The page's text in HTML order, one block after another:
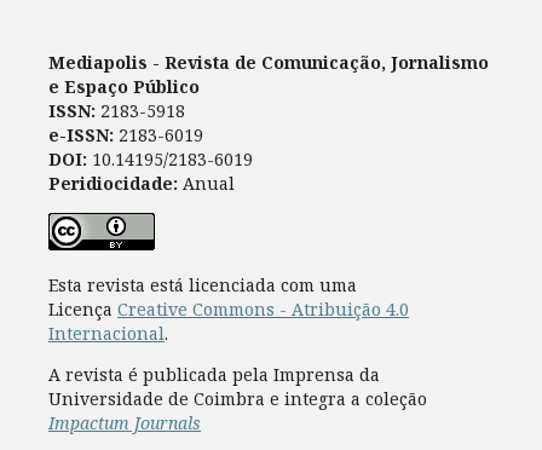
Mediapolis - Revista de Comunicação, Jornalismo
e Espaço Público
ISSN: 2183-5918
e-ISSN: 2183-6019
DOI: 10.14195/2183-6019
Peridiocidade: Anual
Esta revista está licenciada com uma
Licença Creative Commons - Atribuição 4.0
Internacional.
A revista é publicada pela Imprensa da
Universidade de Coimbra e integra a coleção
Impactum Journals